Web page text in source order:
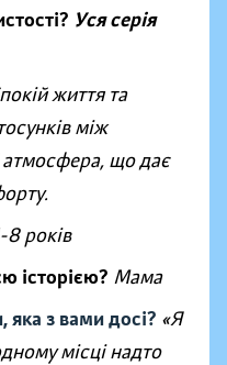
Уся серія
життя та
між
атмосфера, що дає
8 років
історією? Мама
яка з вами досі? «Я
місці надто